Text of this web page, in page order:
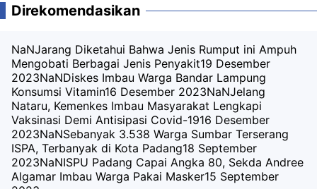
Direkomendasikan
NaNJarang Diketahui Bahwa Jenis Rumput ini Ampuh
Mengobati Berbagai Jenis Penyakit19 Desember
2023NaNDiskes Imbau Warga Bandar Lampung
Konsumsi Vitamin16 Desember 2023NaNJelang
Nataru, Kemenkes Imbau Masyarakat Lengkapi
Vaksinasi Demi Antisipasi Covid-1916 Desember
2023NaNSebanyak 3.538 Warga Sumbar Terserang
ISPA, Terbanyak di Kota Padang18 September
2023NaNISPU Padang Capai Angka 80, Sekda Andree
Algamar Imbau Warga Pakai Masker15 September